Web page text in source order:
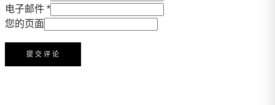
电子邮件 *
您的页面